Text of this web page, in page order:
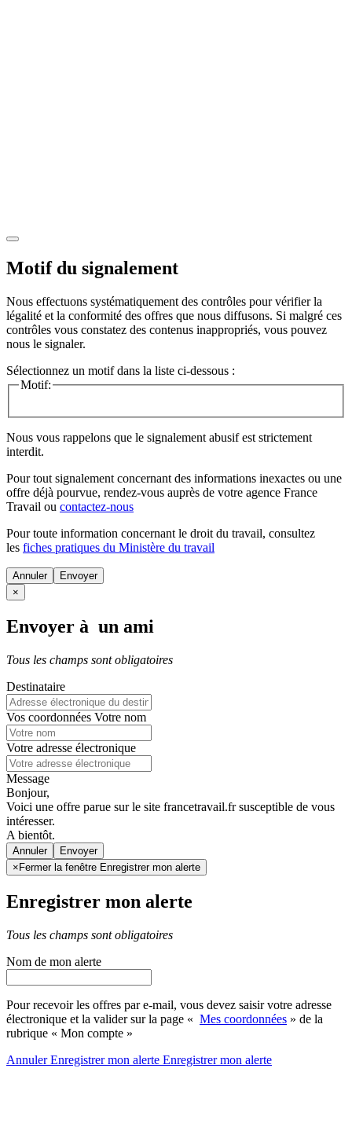
Motif du signalement
Nous effectuons systématiquement des contrôles pour vérifier la
légalité et la conformité des offres que nous diffusons. Si malgré ces
contrôles vous constatez des contenus inappropriés, vous pouvez
nous le signaler.
Sélectionnez un motif dans la liste ci-dessous :
Motif:
Nous vous rappelons que le signalement abusif est strictement
interdit.
Pour tout signalement concernant des informations inexactes ou une
offre déjà pourvue, rendez-vous auprès de votre agence France
Travail ou contactez-nous
Pour toute information concernant le droit du travail, consultez
les fiches pratiques du Ministère du travail
Annuler
×
Envoyer à un ami
Tous les champs sont obligatoires
Destinataire
Vos coordonnées Votre nom
Votre adresse électronique
Message
Bonjour,
Voici une offre parue sur le site francetravail.fr susceptible de vous
intéresser.
A bientôt.
Annuler
× Fermer la fenêtre Enregistrer mon alerte
Enregistrer mon alerte
Tous les champs sont obligatoires
Nom de mon alerte
Pour recevoir les offres par e-mail, vous devez saisir votre adresse
électronique et la valider sur la page « Mes coordonnées » de la
rubrique « Mon compte »
AnnulerEnregistrer mon alerte Enregistrermon alerte